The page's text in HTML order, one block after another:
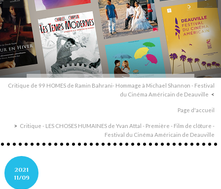
Critique de 99 HOMES de Ramin Bahrani- Hommage à Michael Shannon - Festival
du Cinéma Américain de Deauville
Page d'accueil
Critique - LES CHOSES HUMAINES de Yvan Attal - Première - Film de clôture -
Festival du Cinéma Américain de Deauville
2021
11/09